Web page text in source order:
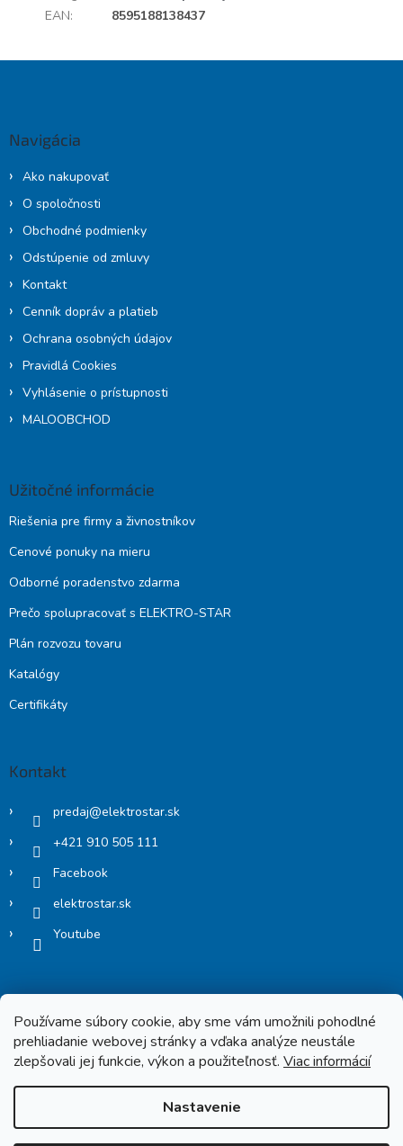
Používame súbory cookie, aby sme vám umožnili pohodlné
prehliadanie webovej stránky a vďaka analýze neustále
zlepšovali jej funkcie, výkon a použiteľnosť. Viac informácií
Nastavenie
EAN: 8595188138437
Navigácia
Ako nakupovať
O spoločnosti
Obchodné podmienky
Odstúpenie od zmluvy
Kontakt
Cenník dopráv a platieb
Ochrana osobných údajov
Pravidlá Cookies
Vyhlásenie o prístupnosti
MALOOBCHOD
Užitočné informácie
Riešenia pre firmy a živnostníkov
Cenové ponuky na mieru
Odborné poradenstvo zdarma
Prečo spolupracovať s ELEKTRO-STAR
Plán rozvozu tovaru
Katalógy
Certifikáty
Kontakt
predaj@elektrostar.sk
+421 910 505 111
Facebook
elektrostar.sk
Youtube
Copyright 2026Elektrostar.shop. Všetky práva vyhradené.